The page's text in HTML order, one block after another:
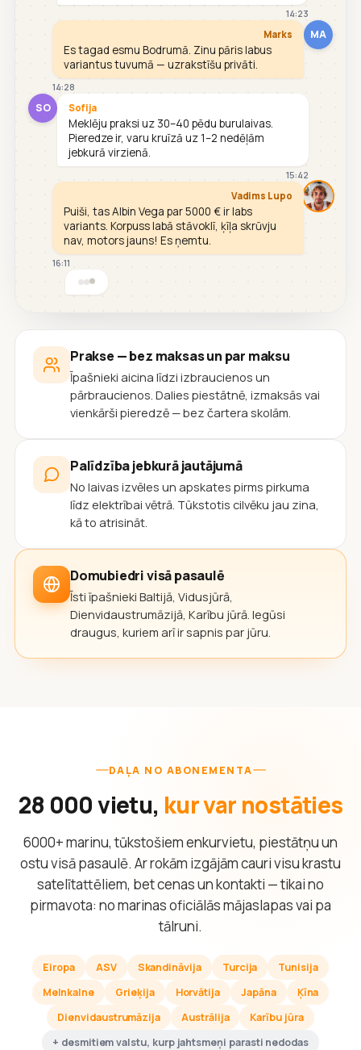
14:23
MA
Marks
Es tagad esmu Bodrumā. Zinu pāris labus
variantus tuvumā — uzrakstīšu privāti.
14:28
SO Sofija
Meklēju praksi uz 30–40 pēdu burulaivas.
Pieredze ir, varu kruīzā uz 1–2 nedēļām
jebkurā virzienā.
15:42
Vadims Lupo
Puiši, tas Albin Vega par 5000 € ir labs
variants. Korpuss labā stāvoklī, ķīļa skrūvju
nav, motors jauns! Es ņemtu.
16:11
Prakse — bez maksas un par maksu
Īpašnieki aicina līdzi izbraucienos un
pārbraucienos. Dalies piestātnē, izmaksās vai
vienkārši pieredzē — bez čartera skolām.
Palīdzība jebkurā jautājumā
No laivas izvēles un apskates pirms pirkuma
līdz elektrībai vētrā. Tūkstotis cilvēku jau zina,
kā to atrisināt.
Domubiedri visā pasaulē
Īsti īpašnieki Baltijā, Vidusjūrā,
Dienvidaustrumāzijā, Karību jūrā. Iegūsi
draugus, kuriem arī ir sapnis par jūru.
DAĻA NO ABONEMENTA
28 000 vietu, kur var nostāties
6000+ marinu, tūkstošiem enkurvietu, piestātņu un
ostu visā pasaulē. Ar rokām izgājām cauri visu krastu
satelītattēliem, bet cenas un kontakti — tikai no
pirmavota: no marinas oficiālās mājaslapas vai pa
tālruni.
Eiropa ASV Skandināvija Turcija
Tunisija
Melnkalne
Grieķija Horvātija Japāna
Ķīna
Dienvidaustrumāzija
Austrālija
Karību jūra
+ desmitiem valstu, kurp jahtsmeņi parasti nedodas